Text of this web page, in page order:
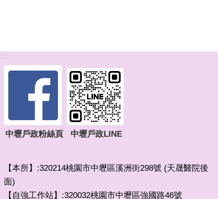
:::
中壢戶政粉絲頁 中壢戶政LINE
【本所】:320214桃園市中壢區溪洲街298號 (天晟醫院後
面)
【自強工作站】:320032桃園市中壢區強國路46號